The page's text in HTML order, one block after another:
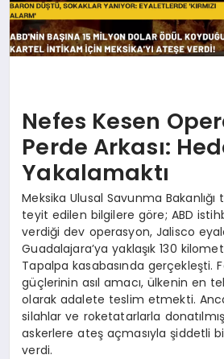
Nefes Kesen
Perde Arkası:
Yakalamaktı
Meksika Ulusal Savunma
teyit edilen bilgilere göre; ABD
verdiği dev operasyon, Jalisco
Guadalajara’ya yaklaşık 130
Tapalpa kasabasında gerçekleşti.
güçlerinin asıl amacı, ülkenin en
olarak adalete teslim etmekti.
silahlar ve roketatarlarla
askerlere ateş açmasıyla şiddetli
verdi.